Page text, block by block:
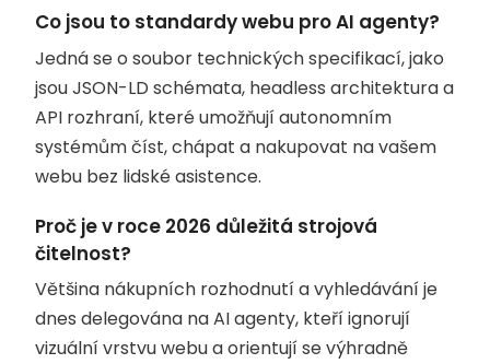
Co jsou to standardy webu pro AI agenty?
Jedná se o soubor technických specifikací, jako
jsou JSON-LD schémata, headless architektura a
API rozhraní, které umožňují autonomním
systémům číst, chápat a nakupovat na vašem
webu bez lidské asistence.
Proč je v roce 2026 důležitá strojová
čitelnost?
Většina nákupních rozhodnutí a vyhledávání je
dnes delegována na AI agenty, kteří ignorují
vizuální vrstvu webu a orientují se výhradně